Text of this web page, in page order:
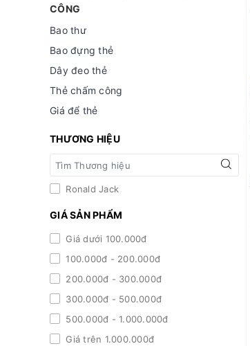
CÔNG
Bao thư
Bao đựng thẻ
Dây đeo thẻ
Thẻ chấm công
Giá để thẻ
THƯƠNG HIỆU
Ronald Jack
GIÁ SẢN PHẨM
Giá dưới 100.000đ
100.000đ - 200.000đ
200.000đ - 300.000đ
300.000đ - 500.000đ
500.000đ - 1.000.000đ
Giá trên 1.000.000đ